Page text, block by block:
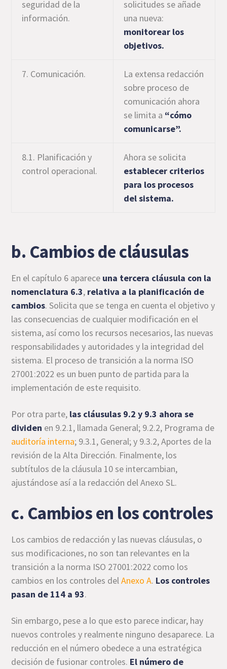
seguridad de la
información.
solicitudes se añade
una nueva:
monitorear los
objetivos.
7. Comunicación.
La extensa redacción
sobre proceso de
comunicación ahora
se limita a “cómo
comunicarse”.
8.1. Planificación y
control operacional.
Ahora se solicita
establecer criterios
para los procesos
del sistema.
b. Cambios de cláusulas
En el capítulo 6 aparece una tercera cláusula con la
nomenclatura 6.3, relativa a la planificación de
cambios. Solicita que se tenga en cuenta el objetivo y
las consecuencias de cualquier modificación en el
sistema, así como los recursos necesarios, las nuevas
responsabilidades y autoridades y la integridad del
sistema. El proceso de transición a la norma ISO
27001:2022 es un buen punto de partida para la
implementación de este requisito.
Por otra parte, las cláusulas 9.2 y 9.3 ahora se
dividen en 9.2.1, llamada General; 9.2.2, Programa de
auditoría interna; 9.3.1, General; y 9.3.2, Aportes de la
revisión de la Alta Dirección. Finalmente, los
subtítulos de la cláusula 10 se intercambian,
ajustándose así a la redacción del Anexo SL.
c. Cambios en los controles
Los cambios de redacción y las nuevas cláusulas, o
sus modificaciones, no son tan relevantes en la
transición a la norma ISO 27001:2022 como los
cambios en los controles delAnexo A. Los controles
pasan de 114 a 93.
Sin embargo, pese a lo que esto parece indicar, hay
nuevos controles y realmente ninguno desaparece. La
reducción en el número obedece a una estratégica
decisión de fusionar controles. El número de